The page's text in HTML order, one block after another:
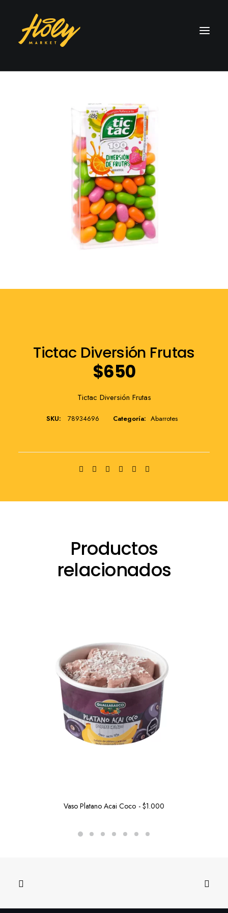
Tictac Diversión Frutas
$650
Tictac Diversión Frutas
SKU: 78934696 Categoría: Abarrotes
Productos
relacionados
Vaso Platano Acai Coco $1.000